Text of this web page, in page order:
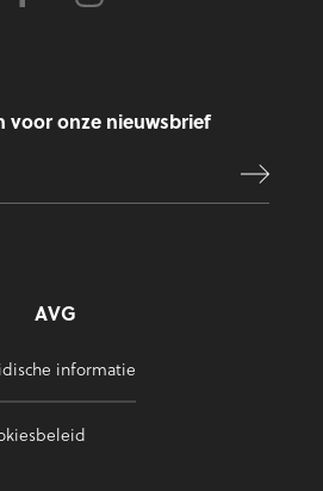
voor onze nieuwsbrief
AVG
informatie